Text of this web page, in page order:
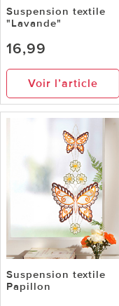
Suspension textile
"Lavande"
16,99
Voir l’article
Suspension textile
Papillon